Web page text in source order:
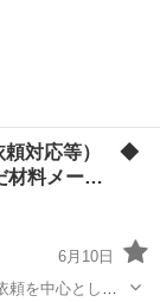
頼対応等） ◆
材料メー…
6月10日
頼を中心とした